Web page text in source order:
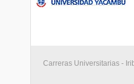
Carreras Universitarias -